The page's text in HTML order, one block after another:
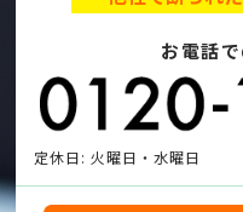
お電話
定休日: 火曜日・水曜日